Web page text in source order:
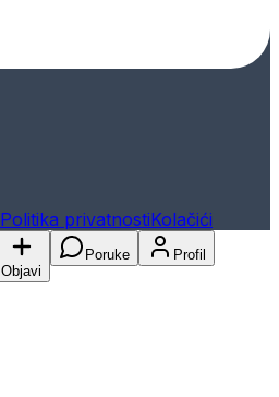
Politika privatnostiKolačići
Objavi
Poruke Profil